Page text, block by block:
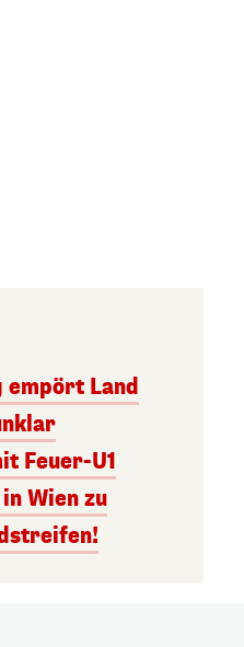
empört Land
Feuer-U1
Wien zu